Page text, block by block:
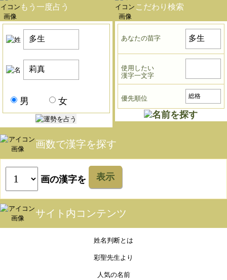
もう一度占う
男 女
こだわり検索
あなたの苗字
使用したい
漢字一文字
優先順位
画数で漢字を探す
画の漢字を 表示
サイト内コンテンツ
姓名判断とは
彩聖先生より
人気の名前